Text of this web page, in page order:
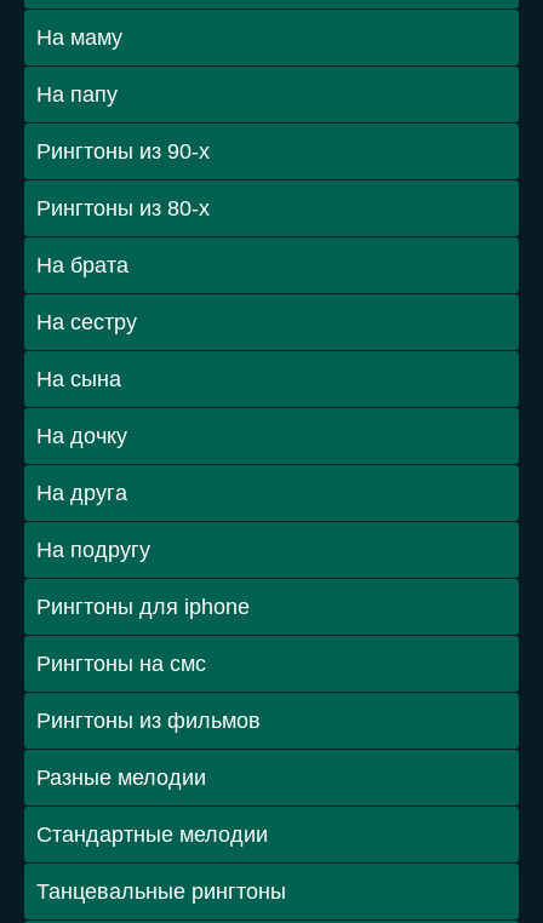
На маму
На папу
Рингтоны из 90-х
Рингтоны из 80-х
На брата
На сестру
На сына
На дочку
На друга
На подругу
Рингтоны для iphone
Рингтоны на смс
Рингтоны из фильмов
Разные мелодии
Стандартные мелодии
Танцевальные рингтоны